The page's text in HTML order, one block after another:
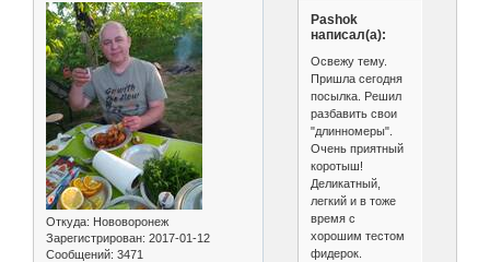
Откуда: Нововоронеж
Зарегистрирован: 2017-01-12
Сообщений: 3471
Pashok
написал(а):
Освежу тему.
Пришла сегодня
посылка. Решил
разбавить свои
"длинномеры".
Очень приятный
коротыш!
Деликатный,
легкий и в тоже
время с
хорошим тестом
фидерок.